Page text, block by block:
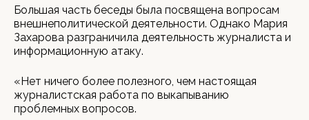
Большая часть беседы была посвящена вопросам
внешнеполитической деятельности. Однако Мария
Захарова разграничила деятельность журналиста и
информационную атаку.
«Нет ничего более полезного, чем настоящая
журналистская работа по выкапыванию
проблемных вопросов.